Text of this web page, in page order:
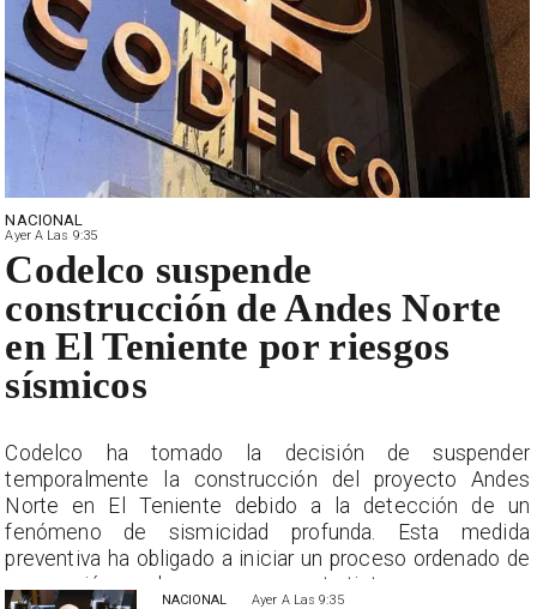
Ayer A Las 9:35
NACIONAL
NACIONAL
Ayer A Las 9:35
Codelco suspende
construcción de Andes Norte
en El Teniente por riesgos
sísmicos
Codelco ha tomado la decisión de suspender
temporalmente la construcción del proyecto Andes
Norte en El Teniente debido a la detección de un
fenómeno de sismicidad profunda. Esta medida
preventiva ha obligado a iniciar un proceso ordenado de
suspensión con las empresas contratistas.